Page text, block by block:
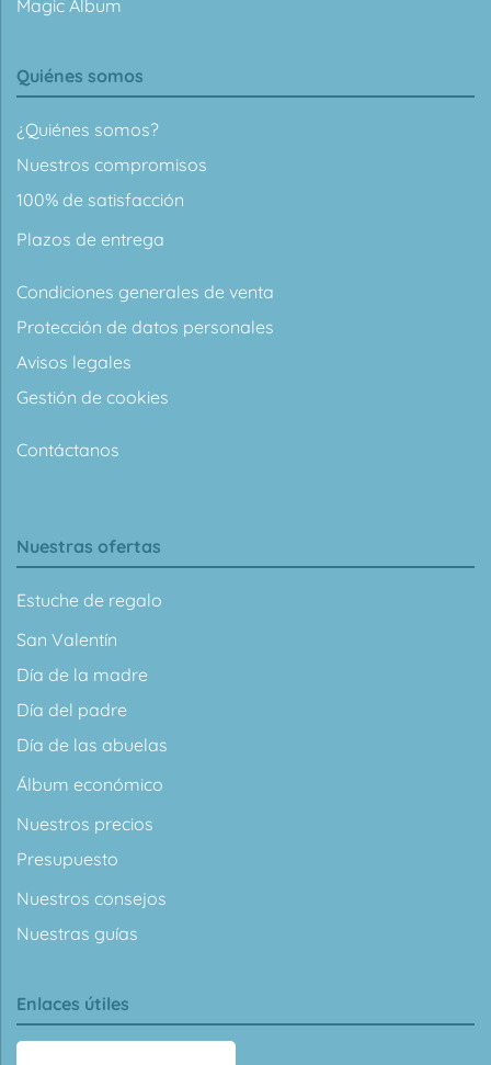
Magic Album
Quiénes somos
¿Quiénes somos?
Nuestros compromisos
100% de satisfacción
Plazos de entrega
Condiciones generales de venta
Protección de datos personales
Avisos legales
Gestión de cookies
Contáctanos
Nuestras ofertas
Estuche de regalo
San Valentín
Día de la madre
Día del padre
Día de las abuelas
Álbum económico
Nuestros precios
Presupuesto
Nuestros consejos
Nuestras guías
Enlaces útiles